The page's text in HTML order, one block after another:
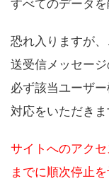
すべてのデータを
恐れ入りますが、
送受信メッセー
必ず該当ユーザ
対応をいただきま
サイトへのアク
までに順次停止